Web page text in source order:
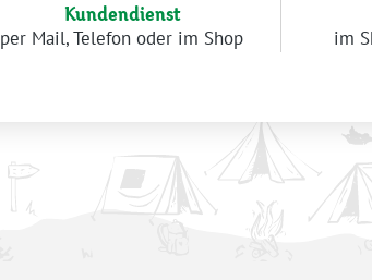
Kundendienst
per Mail, Telefon oder im Shop im